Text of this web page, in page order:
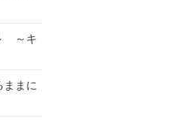
～キ
まに